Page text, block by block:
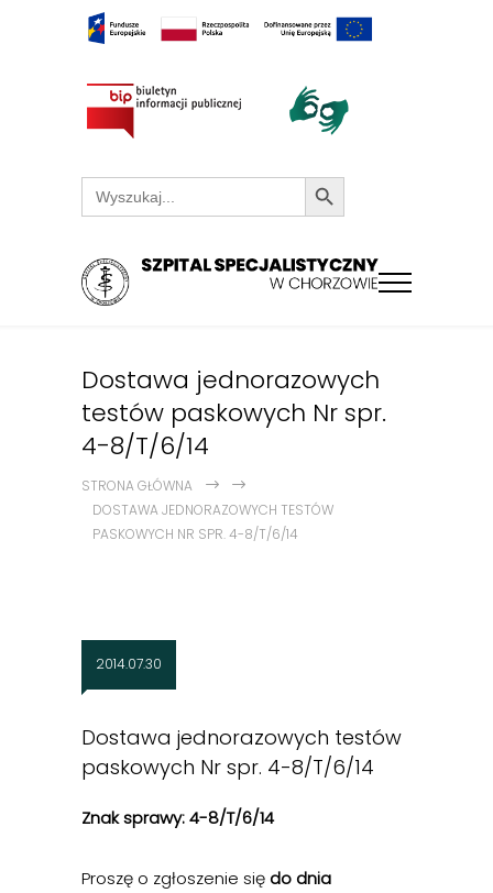
Search
for:
Search Button
Dostawa jednorazowych
testów paskowych Nr spr.
4-8/T/6/14
STRONA GŁÓWNA
DOSTAWA JEDNORAZOWYCH TESTÓW
PASKOWYCH NR SPR. 4-8/T/6/14
2014.07.30
Dostawa jednorazowych testów
paskowych Nr spr. 4-8/T/6/14
Znak sprawy: 4-8/T/6/14
Proszę o zgłoszenie siędo dnia